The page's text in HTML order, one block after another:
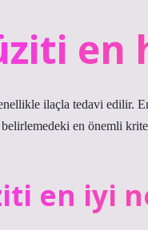
en
ilaçla tedavi edilir.
en önemli
en iyi